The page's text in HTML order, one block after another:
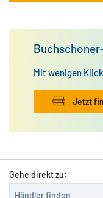
Mit wenigen
Jetzt
Gehe direkt zu: